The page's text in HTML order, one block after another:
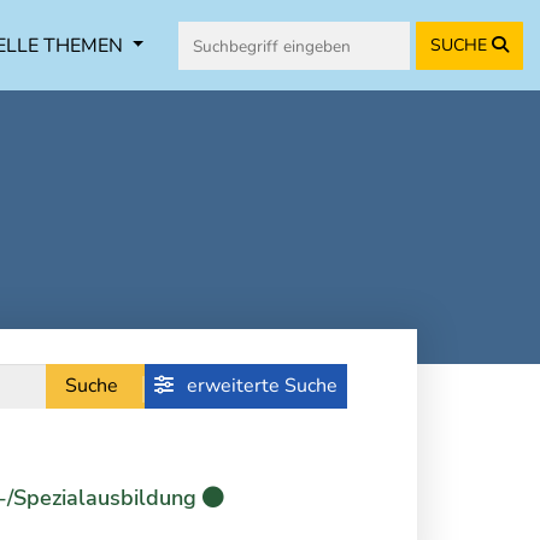
THEMEN SUCHE
Suche erweiterte Suche
Spezialausbildung